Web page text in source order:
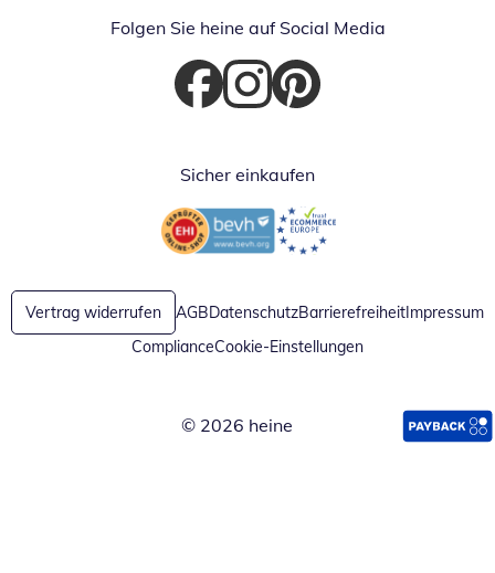
Folgen Sie heine auf Social Media
Öffnet in neuem Fenster
Öffnet in neuem Fenster
Öffnet in neuem Fenster
Sicher einkaufen
Öffnet in neuem FensterÖffnet in neuem Fenster
Vertrag widerrufen AGBDatenschutzBarrierefreiheitImpressum
ComplianceCookie-Einstellungen
© 2026 heine